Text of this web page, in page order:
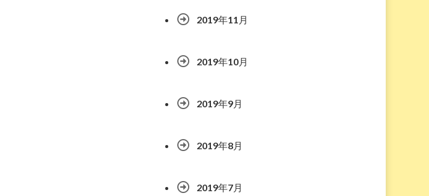
2019年11月
2019年10月
2019年9月
2019年8月
2019年7月